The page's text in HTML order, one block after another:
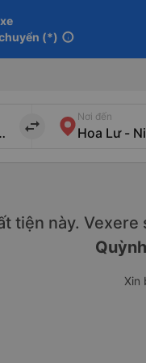
(*) info
import_export
Nơi đến
tiện này.
Xin